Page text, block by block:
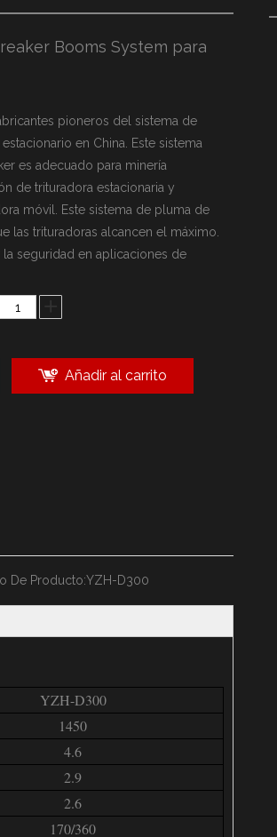
Booms System para
pioneros del sistema de
en China. Este sistema
es adecuado para minería
de trituradora estacionaria y
móvil. Este sistema de pluma de
las trituradoras alcancen el máximo.
seguridad en aplicaciones de
Añadir al carrito
De Producto:YZH-D300
YZH-D300
1450
4.6
2.9
2.6
170/360